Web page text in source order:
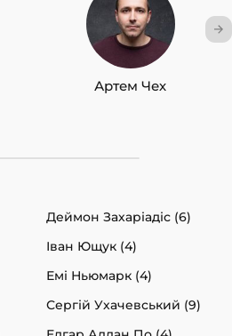
Артем Чех
Деймон Захаріадіс (6)
Іван Ющук (4)
Емі Ньюмарк (4)
Сергій Ухачевський (9)